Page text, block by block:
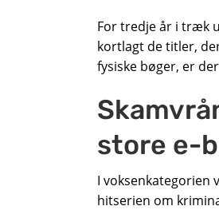
For tredje år i træk
kortlagt de titler,
fysiske bøger, er
store e-
I voksenkategorien
hitserien om